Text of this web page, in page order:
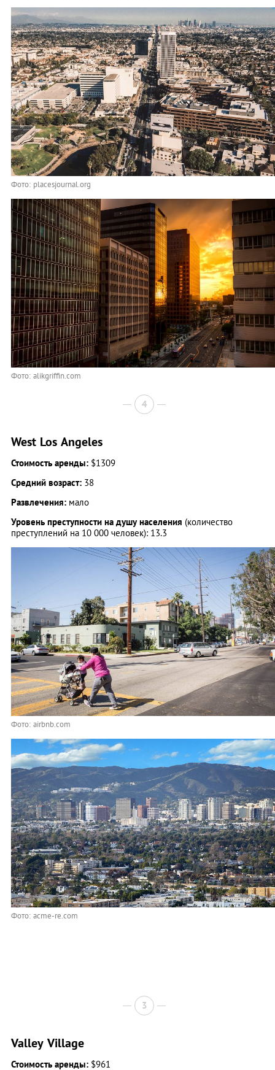
Фото: placesjournal.org
Фото: alikgriffin.com
4
West Los Angeles
Стоимость аренды: $1309
Средний возраст: 38
Развлечения: мало
Уровень преступности на душу населения (количество
преступлений на 10 000 человек): 13.3
Фото: airbnb.com
Фото: acme-re.com
3
Valley Village
Стоимость аренды: $961